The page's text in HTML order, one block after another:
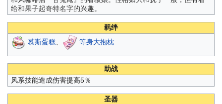
给和果子起奇特名字的兴趣。
羁绊
慕斯蛋糕、 等身大抱枕
助战
风系技能造成伤害提高5％
圣器